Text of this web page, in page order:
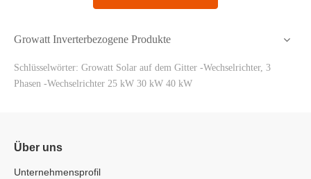
Growatt Inverterbezogene Produkte
Schlüsselwörter: Growatt Solar auf dem Gitter -Wechselrichter, 3
Phasen -Wechselrichter 25 kW 30 kW 40 kW
Über uns
Unternehmensprofil